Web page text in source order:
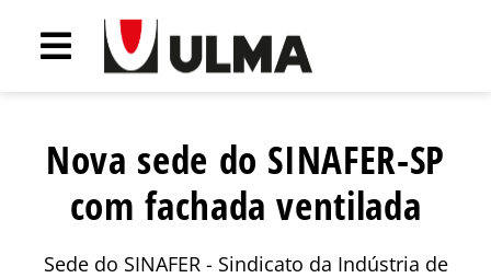
Nova sede do SINAFER-SP
com fachada ventilada
Sede do SINAFER - Sindicato da Indústria de